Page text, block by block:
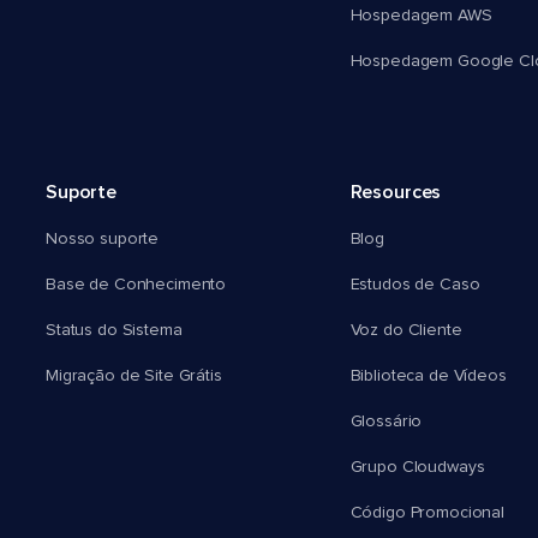
Hospedagem AWS
Hospedagem Google
Suporte
Nosso suporte
Base de Conhecimento
Status do Sistema
Migração de Site Grátis
Resources
Blog
Estudos de Caso
Voz do Cliente
Biblioteca de Vídeos
Glossário
Grupo Cloudways
Código Promocional